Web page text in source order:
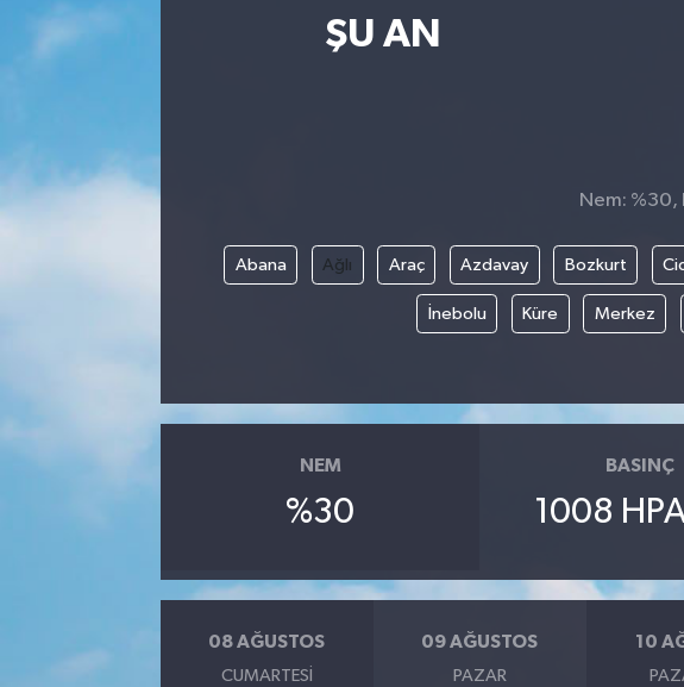
ŞU AN
Nem: %30,
Abana Ağlı Araç Azdavay Bozkurt
İnebolu Küre Merkez
NEM
%30
BASINÇ
1008
08 AĞUSTOS
CUMARTESI
09 AĞUSTOS
PAZAR
10